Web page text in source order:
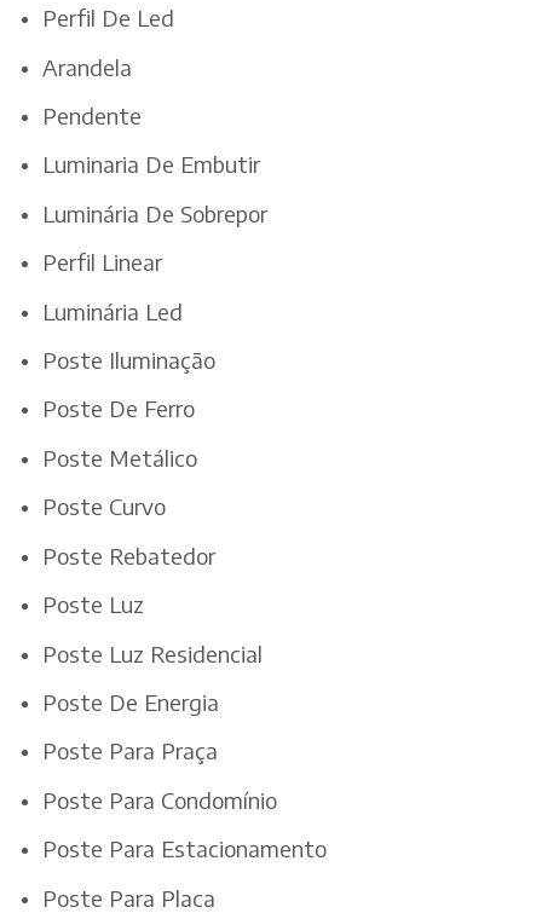
Perfil De Led
Arandela
Pendente
Luminaria De Embutir
Luminária De Sobrepor
Perfil Linear
Luminária Led
Poste Iluminação
Poste De Ferro
Poste Metálico
Poste Curvo
Poste Rebatedor
Poste Luz
Poste Luz Residencial
Poste De Energia
Poste Para Praça
Poste Para Condomínio
Poste Para Estacionamento
Poste Para Placa